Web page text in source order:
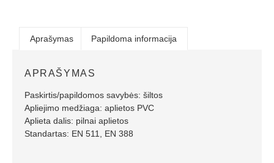
Aprašymas Papildoma informacija
APRAŠYMAS
Paskirtis/papildomos savybės: šiltos
Apliejimo medžiaga: aplietos PVC
Aplieta dalis: pilnai aplietos
Standartas: EN 511, EN 388